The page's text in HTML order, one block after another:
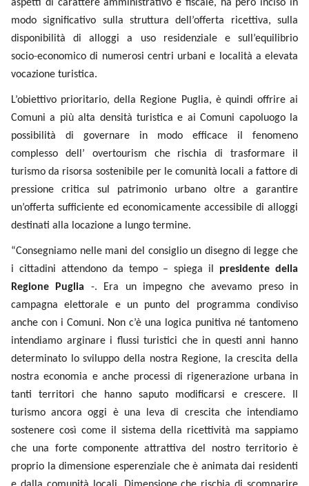
alloggi a uso residenziale e sull’equilibrio socio
economico di
numerosi centri urbani e località a elevata vocazione
turistica.
L’obiettivo prioritario, della Regione Puglia, è quindi offrire ai
possibilità di governare in modo efficace il fenomeno
complesso dell’ overtourism che rischia di trasformare il
turismo da risorsa sostenibile per le comunità locali a fattore
di pressione critica sul patrimonio urbano oltre a garantire
un’offerta sufficiente ed economicamente accessibile di
alloggi destinati alla locazione a lungo termine.
“Consegniamo nelle mani del consiglio un disegno di legge
che i cittadini attendono da tempo – spiega il
della Regione Puglia -. Era un impegno che avevamo preso in
campagna elettorale e un punto del programma condiviso
anche con i Comuni. Non c’è una logica punitiva né
tantomeno intendiamo arginare i flussi turistici che in questi
anni hanno determinato lo sviluppo della nostra Regione, la
crescita della nostra economia e anche processi di
rigenerazione urbana in tanti territori che hanno saputo
modificarsi e crescere. Il turismo ancora oggi è una leva di
crescita che intendiamo sostenere così come il sistema della
ricettività ma sappiamo che una forte componente attrattiva
del nostro territorio è proprio la dimensione esperenziale che
è animata dai residenti e dalla comunità locali. Dimensione
che rischia di scomparire progressivamente se soprattutto
nei centri ad alta densità turistica i residenti vengono
“espulsi” dai centri abitati per trasformare tutti gli alloggi in